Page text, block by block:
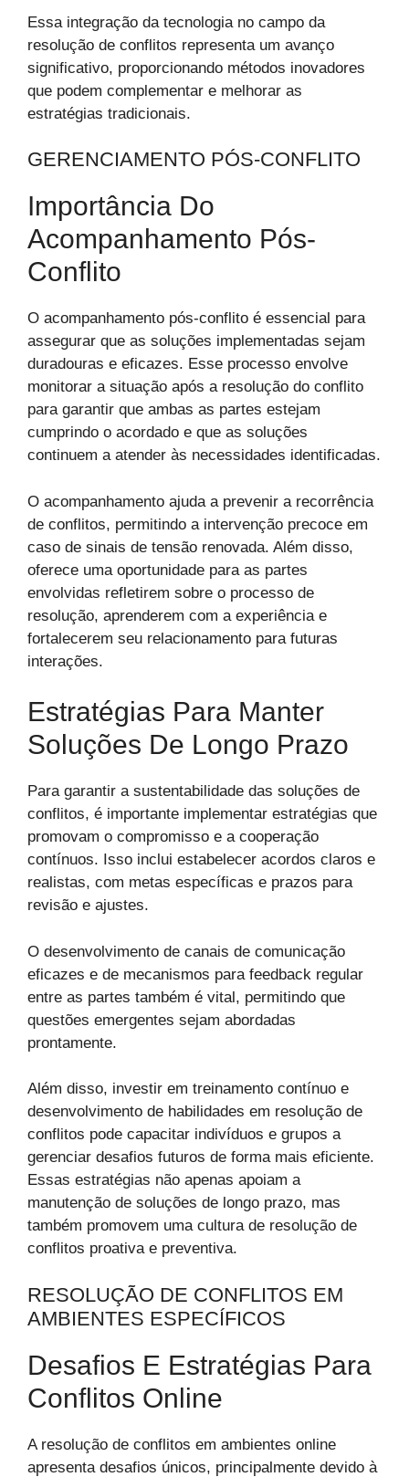
Essa integração da tecnologia no campo da
resolução de conflitos representa um avanço
significativo, proporcionando métodos inovadores
que podem complementar e melhorar as
estratégias tradicionais.
GERENCIAMENTO PÓS-CONFLITO
Importância Do
Acompanhamento Pós-
Conflito
O acompanhamento pós-conflito é essencial para
assegurar que as soluções implementadas sejam
duradouras e eficazes. Esse processo envolve
monitorar a situação após a resolução do conflito
para garantir que ambas as partes estejam
cumprindo o acordado e que as soluções
continuem a atender às necessidades identificadas.
O acompanhamento ajuda a prevenir a recorrência
de conflitos, permitindo a intervenção precoce em
caso de sinais de tensão renovada. Além disso,
oferece uma oportunidade para as partes
envolvidas refletirem sobre o processo de
resolução, aprenderem com a experiência e
fortalecerem seu relacionamento para futuras
interações.
Estratégias Para Manter
Soluções De Longo Prazo
Para garantir a sustentabilidade das soluções de
conflitos, é importante implementar estratégias que
promovam o compromisso e a cooperação
contínuos. Isso inclui estabelecer acordos claros e
realistas, com metas específicas e prazos para
revisão e ajustes.
O desenvolvimento de canais de comunicação
eficazes e de mecanismos para feedback regular
entre as partes também é vital, permitindo que
questões emergentes sejam abordadas
prontamente.
Além disso, investir em treinamento contínuo e
desenvolvimento de habilidades em resolução de
conflitos pode capacitar indivíduos e grupos a
gerenciar desafios futuros de forma mais eficiente.
Essas estratégias não apenas apoiam a
manutenção de soluções de longo prazo, mas
também promovem uma cultura de resolução de
conflitos proativa e preventiva.
RESOLUÇÃO DE CONFLITOS EM
AMBIENTES ESPECÍFICOS
Desafios E Estratégias Para
Conflitos Online
A resolução de conflitos em ambientes online
apresenta desafios únicos, principalmente devido à